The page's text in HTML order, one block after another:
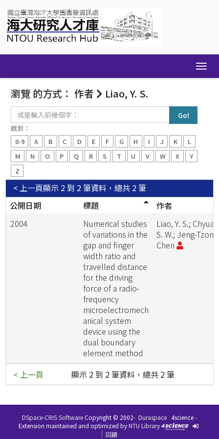
navigation
瀏覽 的方式： 作者 Liao, Y. S.
入
前
幾
個
跳到：
0-9
A B C D E F G H I J K
L
M
N O P Q R S T U V W X
Y
Z
顯示 2 到 2 筆資料，總共 2 筆
< 上一頁
公開日期
標題
作者
2004
Numerical studies
of variations in the
gap and finger
width ratio and
travelled distance
for the driving
force of a radio-
frequency
microelectromech
anical system
device using the
dual boundary
element method
Liao, Y. S.;
S. W.; Jeng-Tzong
Chen
顯示 2 到 2 筆資料，總共 2 筆
< 上一頁
DSpace-CRIS SoftwareCopyright © 2002- Duraspace 4science -
Extension maintained and optimized byNTU Library
回饋